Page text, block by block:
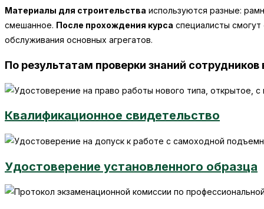
Материалы для строительства используются разные:
смешанное. После прохождения курса специалисты
обслуживания основных агрегатов.
По результатам проверки знаний
Квалификационное свидетельство
Удостоверение установленного образца